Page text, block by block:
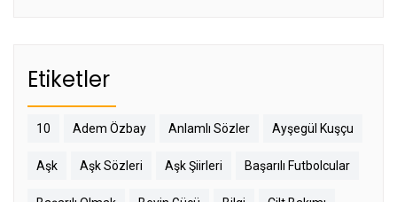
Etiketler
10 Adem Özbay Anlamlı Sözler Ayşegül Kuşçu
Aşk Aşk Sözleri Aşk Şiirleri Başarılı Futbolcular